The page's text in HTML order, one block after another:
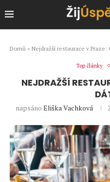
Domů » Nejdražší restaurace v Praze:
Top články
NEJDRAŽŠÍ
napsáno Eliška Vachková